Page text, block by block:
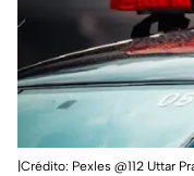
|Crédito: Pexles @112 Uttar